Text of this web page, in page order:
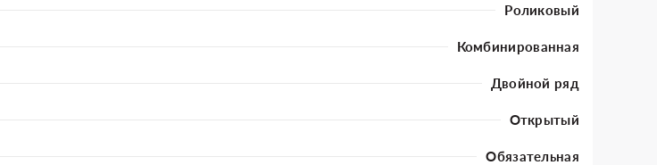
Роликовый
Комбинированная
Двойной ряд
Открытый
Обязательная